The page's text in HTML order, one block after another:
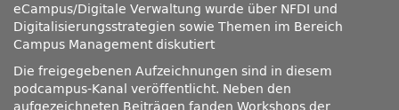
eCampus/Digitale Verwaltung wurde über NFDI und
Digitalisierungsstrategien sowie Themen im Bereich
Campus Management diskutiert
Die freigegebenen Aufzeichnungen sind in diesem
podcampus-Kanal veröffentlicht. Neben den
aufgezeichneten Beiträgen fanden Workshops der